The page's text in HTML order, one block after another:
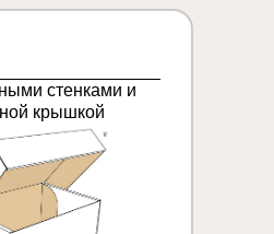
стенками и
крышкой